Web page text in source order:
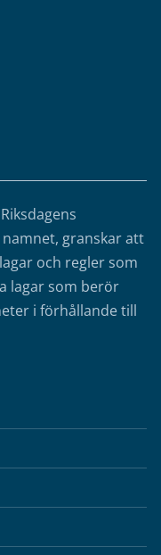
granskar att
och regler som
lagar som berör
i förhållande till